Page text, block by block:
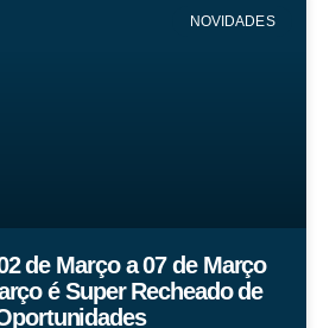
NOVIDADES
de Março a 07 de Março
é Super Recheado de